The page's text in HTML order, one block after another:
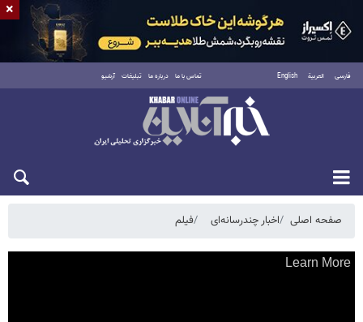
فارسی العربية English تماس با ما درباره ما تبلیغات آرشیو
پنجشنبه ۱۵ مرداد ۱۴۰۵
صفحه اصلی اخبار چندرسانه‌ای فیلم
×